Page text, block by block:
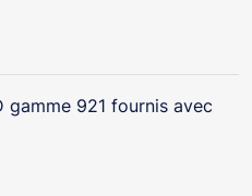
gamme 921 fournis avec